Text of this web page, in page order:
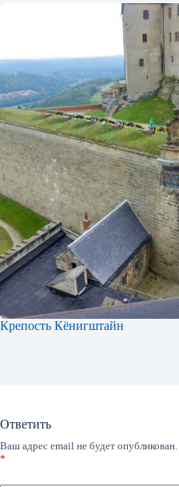
Крепость Кёнигштайн
Ответить
Ваш адрес email не будет опубликован.
*